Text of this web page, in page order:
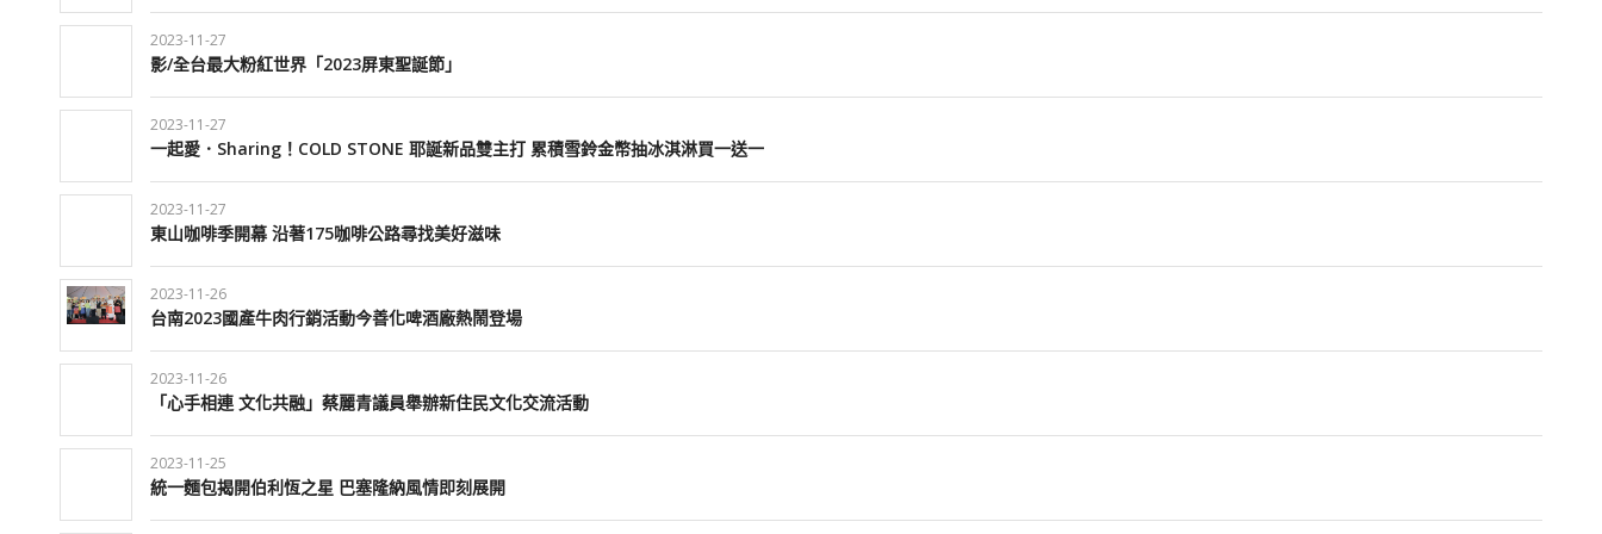
2023-11-27
影/全台最大粉紅世界「2023屏東聖誕節」
2023-11-27
一起愛．Sharing！COLD STONE 耶誕新品雙主打 累積雪鈴金幣抽冰淇淋買一送一
2023-11-27
東山咖啡季開幕 沿著175咖啡公路尋找美好滋味
2023-11-26
台南2023國產牛肉行銷活動今善化啤酒廠熱鬧登場
2023-11-26
「心手相連 文化共融」蔡麗青議員舉辦新住民文化交流活動
2023-11-25
統一麵包揭開伯利恆之星 巴塞隆納風情即刻展開